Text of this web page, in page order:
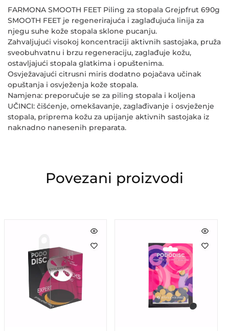
FARMONA SMOOTH FEET Piling za stopala Grejpfrut 690g
SMOOTH FEET je regenerirajuća i zaglađujuća linija za
njegu suhe kože stopala sklone pucanju.
Zahvaljujući visokoj koncentraciji aktivnih sastojaka, pruža
sveobuhvatnu i brzu regeneraciju, zaglađuje kožu,
ostavljajući stopala glatkima i opuštenima.
Osvježavajući citrusni miris dodatno pojačava učinak
opuštanja i osvježenja kože stopala.
Namjena: preporučuje se za piling stopala i koljena
UČINCI: čišćenje, omekšavanje, zaglađivanje i osvježenje
stopala, priprema kožu za upijanje aktivnih sastojaka iz
naknadno nanesenih preparata.
Povezani proizvodi